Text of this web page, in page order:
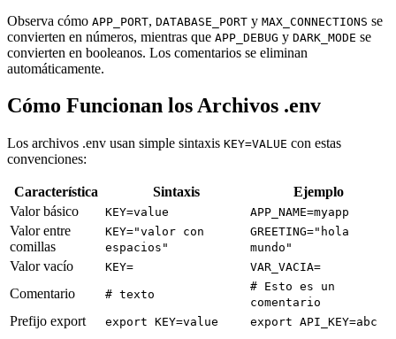
Observa cómo APP_PORT, DATABASE_PORT y MAX_CONNECTIONS se
convierten en números, mientras que APP_DEBUG y DARK_MODE se
convierten en booleanos. Los comentarios se eliminan
automáticamente.
Cómo Funcionan los Archivos .env
Los archivos .env usan simple sintaxis KEY=VALUE con estas
convenciones:
Característica Sintaxis
Ejemplo
Valor básico
KEY=value APP_NAME=myapp
Valor entre
comillas
KEY="valor con
espacios"
GREETING="hola
mundo"
Valor vacío KEY= VAR_VACIA=
Comentario # texto
# Esto es un
comentario
Prefijo export export KEY=value export API_KEY=abc